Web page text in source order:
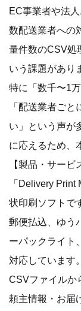
EC事業者や法
数配送業者への
量件数のCSV処
いう課題があり
特に「数千〜1
「配送業者ご
い」という声が
に応えるため、
【製品・サービ
「Delivery
状印刷ソフトで
郵便払込、ゆう
ーパックライト
対応しています。
CSVファイルか
頼主情報・お届